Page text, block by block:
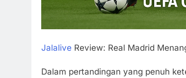
Jalalive Review: Real Madrid
Dalam pertandingan yang penuh